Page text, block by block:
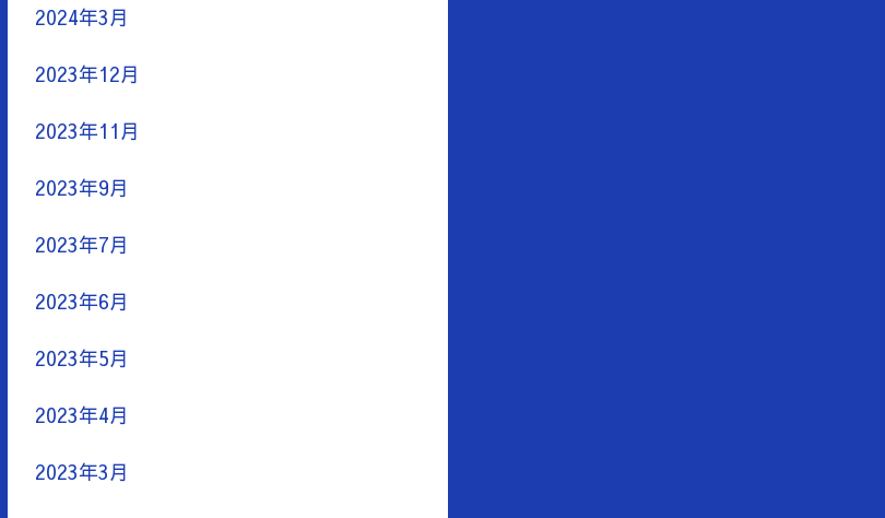
2024年3月
2023年12月
2023年11月
2023年9月
2023年7月
2023年6月
2023年5月
2023年4月
2023年3月